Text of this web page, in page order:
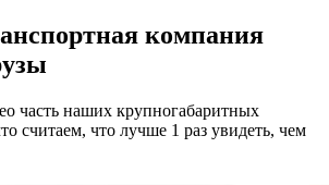
компания
часть наших крупногабаритных
считаем, что лучше 1 раз увидеть, чем